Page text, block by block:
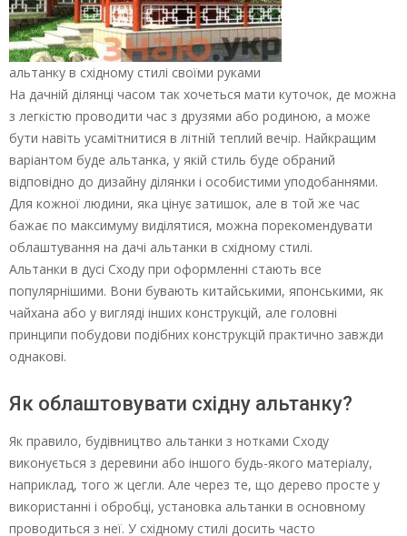
альтанку в східному стилі своїми руками
На дачній ділянці часом так хочеться мати куточок, де можна
з легкістю проводити час з друзями або родиною, а може
бути навіть усамітнитися в літній теплий вечір. Найкращим
варіантом буде альтанка, у якій стиль буде обраний
відповідно до дизайну ділянки і особистими уподобаннями.
Для кожної людини, яка цінує затишок, але в той же час
бажає по максимуму виділятися, можна порекомендувати
облаштування на дачі альтанки в східному стилі.
Альтанки в дусі Сходу при оформленні стають все
популярнішими. Вони бувають китайськими, японськими, як
чайхана або у вигляді інших конструкцій, але головні
принципи побудови подібних конструкцій практично завжди
однакові.
Як облаштовувати східну альтанку?
Як правило, будівництво альтанки з нотками Сходу
виконується з деревини або іншого будь-якого матеріалу,
наприклад, того ж цегли. Але через те, що дерево просте у
використанні і обробці, установка альтанки в основному
проводиться з неї. У східному стилі досить часто